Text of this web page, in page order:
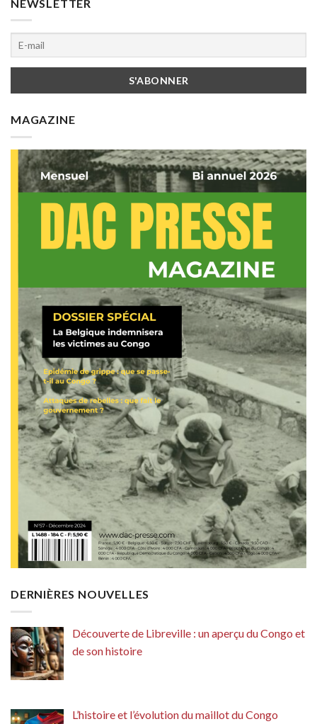
NEWSLETTER
MAGAZINE
DERNIÈRES NOUVELLES
Découverte de Libreville : un aperçu du Congo et
de son histoire
L’histoire et l’évolution du maillot du Congo